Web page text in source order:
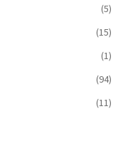
(5)
(15)
(1)
(94)
(11)